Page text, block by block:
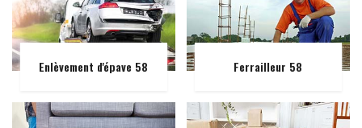
Enlèvement d'épave 58 Ferrailleur 58